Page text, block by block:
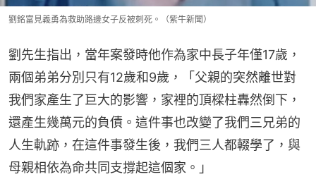
劉銘富見義勇為救助路邊女子反被刺死。（紫牛新聞）
劉先生指出，當年案發時他作為家中長子年僅17歲，
兩個弟弟分別只有12歲和9歲，「父親的突然離世對
我們家產生了巨大的影響，家裡的頂樑柱轟然倒下，
還產生幾萬元的負債。這件事也改變了我們三兄弟的
人生軌跡，在這件事發生後，我們三人都輟學了，與
母親相依為命共同支撐起這個家。」